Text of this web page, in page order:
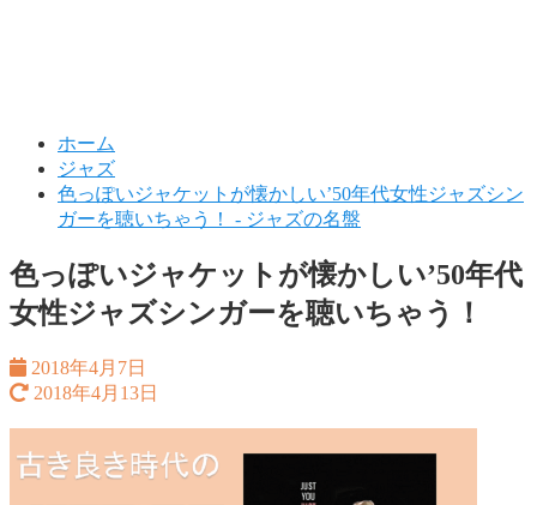
ホーム
ジャズ
色っぽいジャケットが懐かしい’50年代女性ジャズシン
ガーを聴いちゃう！ - ジャズの名盤
色っぽいジャケットが懐かしい’50年代
女性ジャズシンガーを聴いちゃう！
2018年4月7日
2018年4月13日